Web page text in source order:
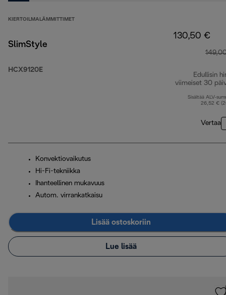
KIERTOILMALÄMMITTIMET
SlimStyle
HCX9120E
130,50 €
Edullisin
viimeiset 30
Sisältää ALV-
26,52 €
Vertaa
Konvektiovaikutus
Hi-Fi-tekniikka
Ihanteellinen mukavuus
Autom. virrankatkaisu
Lisää ostoskoriin
Lue lisää